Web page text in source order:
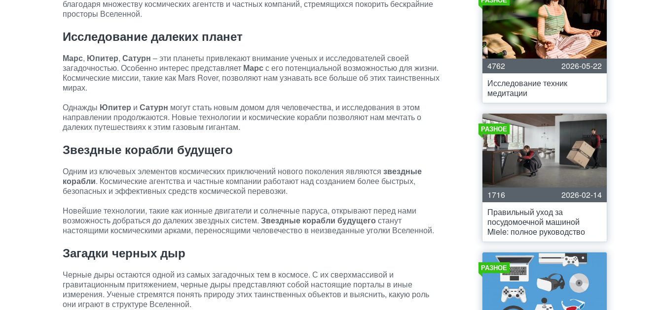
благодаря множеству космических агентств и частных компаний, стремящихся покорить бескрайние
просторы Вселенной.
Исследование далеких планет
Марс, Юпитер, Сатурн – эти планеты привлекают внимание ученых и исследователей своей
загадочностью. Особенно интерес представляет Марсс его потенциальной возможностью для жизни.
Космические миссии, такие как Mars Rover, позволяют нам узнавать все больше об этих таинственных
мирах.
Однажды Юпитер и Сатурн могут стать новым домом для человечества, и исследования в этом
направлении продолжаются. Новые технологии и космические корабли позволяют нам мечтать о
далеких путешествиях к этим газовым гигантам.
Звездные корабли будущего
Одним из ключевых элементов космических приключений нового поколения являются звездные
корабли. Космические агентства и частные компании работают над созданием более быстрых,
безопасных и эффективных средств космической перевозки.
Новейшие технологии, такие как ионные двигатели и солнечные паруса, открывают перед нами
возможность добраться до далеких звездных систем. Звездные корабли будущего станут
настоящими космическими арками, переносящими человечество в неизведанные уголки Вселенной.
Загадки черных дыр
Черные дыры остаются одной из самых загадочных тем в космосе. С их сверхмассивой и
гравитационным притяжением, черные дыры представляют собой настоящие порталы в иные
измерения. Ученые стремятся понять природу этих таинственных объектов и выяснить, какую роль
они играют в структуре Вселенной.
4762
2026-05-22
Исследование техник
медитации
РАЗНОЕ
1716
2026-02-14
Правильный уход за
посудомоечной машиной
Miele: полное руководство
РАЗНОЕ